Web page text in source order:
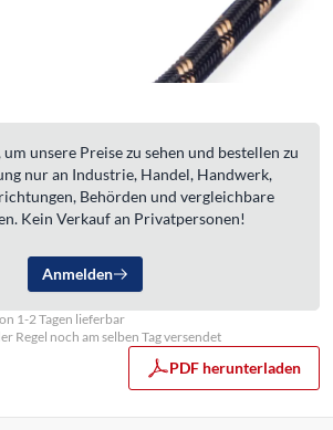
unsere Preise zu sehen und bestellen zu
nur an Industrie, Handel, Handwerk,
Behörden und vergleichbare
Kein Verkauf an Privatpersonen!
Anmelden
1-2 Tagen lieferbar
Regel noch am selben Tag versendet
PDF herunterladen